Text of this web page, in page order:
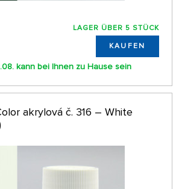
LAGER ÜBER 5 STÜCK
KAUFEN
kann bei Ihnen zu Hause sein
akrylová č. 316 – White